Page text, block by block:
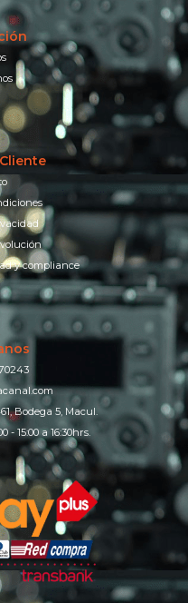
y compliance
Bodega 5, Macul.
- 15:00 a 16:30hrs.